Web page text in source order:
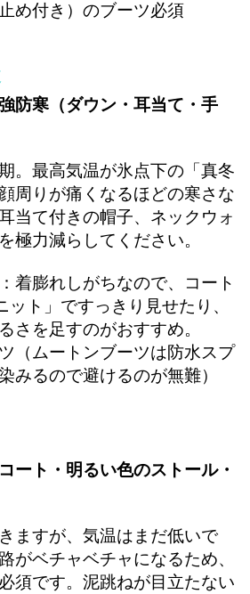
め付き）のブーツ必須
防寒（ダウン・耳当て・手
。最高気温が氷点下の「真冬
周りが痛くなるほどの寒さな
当て付きの帽子、ネックウォ
極力減らしてください。
着膨れしがちなので、コート
ト」ですっきり見せたり、
さを足すのがおすすめ。
（ムートンブーツは防水スプ
みるので避けるのが無難）
ート・明るい色のストール・
ますが、気温はまだ低いで
がベチャベチャになるため、
須です。泥跳ねが目立たない